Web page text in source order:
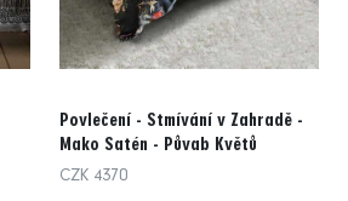
Povlečení - Stmívání v Zahradě -
Mako Satén - Půvab Květů
CZK 4370